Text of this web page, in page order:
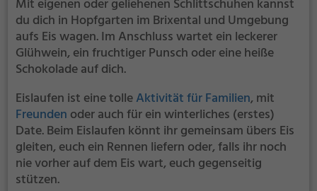
Mit eigenen oder geliehenen Schlittschuhen kannst
du dich in Hopfgarten im Brixental und Umgebung
aufs Eis wagen. Im Anschluss wartet ein leckerer
Glühwein, ein fruchtiger Punsch oder eine heiße
Schokolade auf dich.
Eislaufen ist eine tolleAktivität für Familien, mit
Freunden oder auch für ein winterliches (erstes)
Date. Beim Eislaufen könnt ihr gemeinsam übers Eis
gleiten, euch ein Rennen liefern oder, falls ihr noch
nie vorher auf dem Eis wart, euch gegenseitig
stützen.